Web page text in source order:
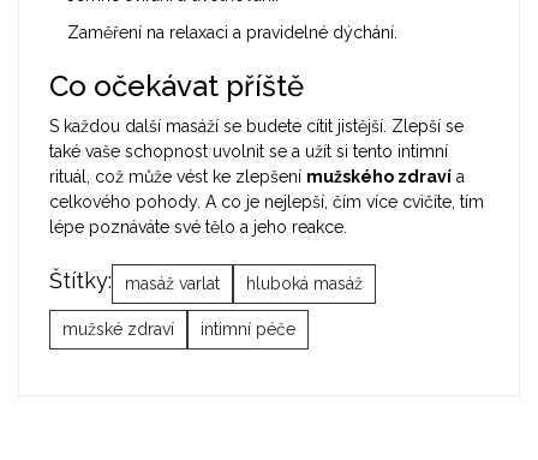
Zaměření na relaxaci a pravidelné dýchání.
Co očekávat příště
S každou další masáží se budete cítit jistější. Zlepší se
také vaše schopnost uvolnit se a užít si tento intimní
rituál, což může vést ke zlepšení mužského zdraví a
celkového pohody. A co je nejlepší, čím více cvičíte, tím
lépe poznáváte své tělo a jeho reakce.
Štítky: masáž varlat hluboká masáž
mužské zdraví intimní péče